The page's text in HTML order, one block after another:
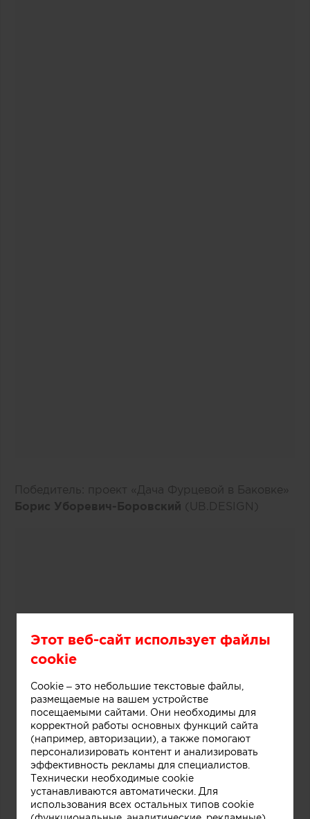
Победитель: проект «Дача Фурцевой в Баковке»
Борис Уборевич-Боровский (UB.DESIGN)
Этот веб-сайт использует файлы
cookie
Cookie – это небольшие текстовые файлы,
размещаемые на вашем устройстве
посещаемыми сайтами. Они необходимы для
корректной работы основных функций сайта
(например, авторизации), а также помогают
персонализировать контент и анализировать
эффективность рекламы для специалистов.
Технически необходимые cookie
устанавливаются автоматически. Для
использования всех остальных типов cookie